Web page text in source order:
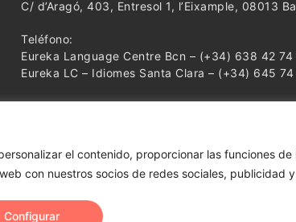
el contenido, proporcionar las funciones
con nuestros socios de redes sociales, publicidad
Configurar
C/ d’Aragó, 403, Entresol 1, l’Eixample, 08013
Teléfono:
Eureka Language Centre Bcn – (+34) 638 42 74
Eureka LC – Idiomes Santa Clara – (+34) 645
●Política de Privacidad ● Política de
© 2026 Eureka! Language Centre. Todos los derechos